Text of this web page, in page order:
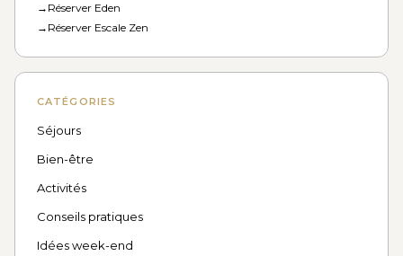
→ Réserver Eden
→ Réserver Escale Zen
CATÉGORIES
Séjours
Bien-être
Activités
Conseils pratiques
Idées week-end